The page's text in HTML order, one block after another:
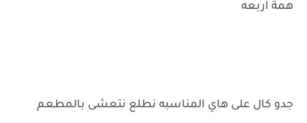
همة اربعه
جدو كال على هاي المناسبه نطلع نتعشى بالمطعم